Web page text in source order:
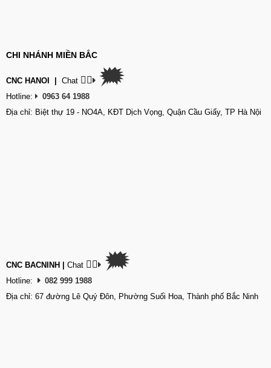
CHI NHÁNH MIỀN BẮC
CNC HANOI Chat 👉🏽 🗯
Hotline:
0963 64 1988
Địa chỉ: Biệt thự 19 - NO4A, KĐT Dịch Vọng, Quận Cầu Giấy, TP Hà Nội
CNC BACNINH Chat 👉🏽 🗯
Hotline:
082 999 1988
Địa chỉ: 67 đường Lê Quý Đôn, Phường Suối Hoa, Thành phố Bắc Ninh